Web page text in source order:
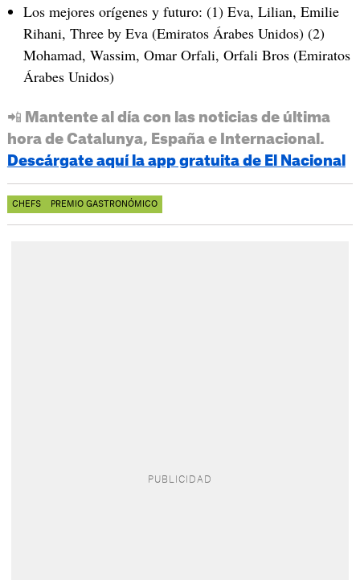
Los mejores orígenes y futuro: (1) Eva, Lilian, Emilie
Rihani, Three by Eva (Emiratos Árabes Unidos) (2)
Mohamad, Wassim, Omar Orfali, Orfali Bros (Emiratos
Árabes Unidos)
📲 Mantente al día con las noticias de última
hora de Catalunya, España e Internacional.
Descárgate aquí la app gratuita de El Nacional
CHEFS PREMIO GASTRONÓMICO